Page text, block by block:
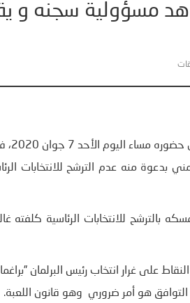
مسؤولية سجنه و
قال
بدعوة منه عدم الترشح للانتخابات
للانتخابات الرئاسية كلفته
على غرار انتخاب رئيس البرلمان
هو أمر ضروري وهو قانون اللعبة.